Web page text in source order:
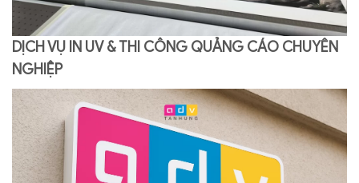
DỊCH VỤ IN UV & THI CÔNG QUẢNG CÁO CHUYÊN
NGHIỆP